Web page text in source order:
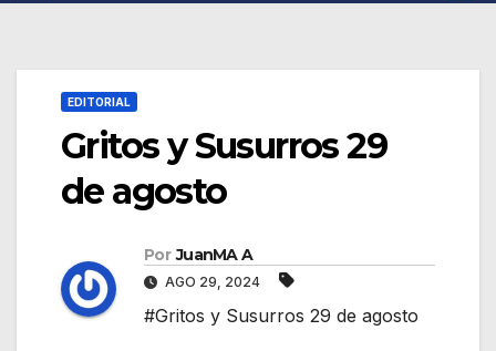
EDITORIAL
Gritos y Susurros 29
de agosto
Por JuanMA A
AGO 29, 2024
#Gritos y Susurros 29 de agosto